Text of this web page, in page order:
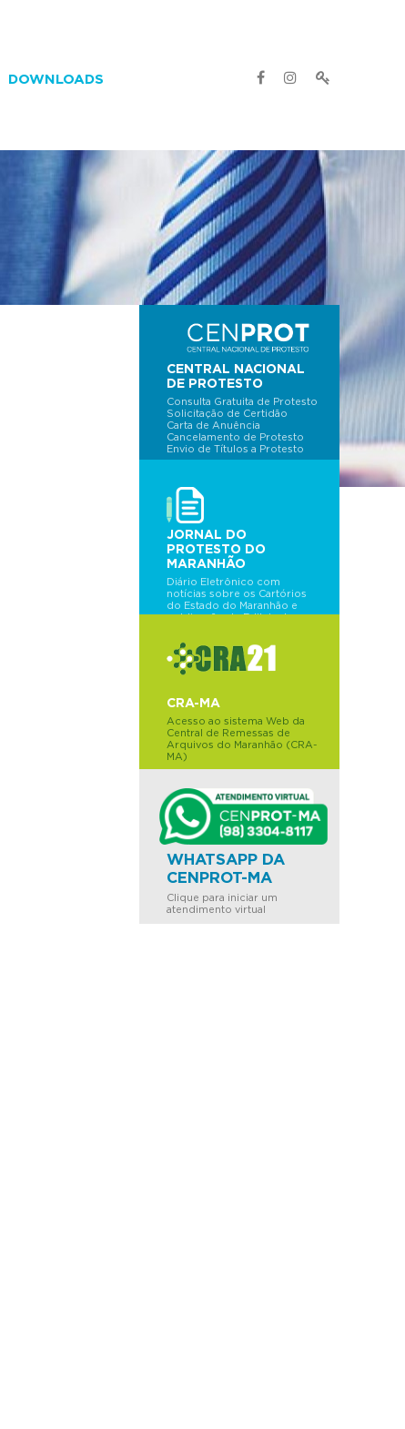
DOWNLOADS
CENTRAL NACIONAL
DE PROTESTO
Consulta Gratuita de Protesto
Solicitação de Certidão
Carta de Anuência
Cancelamento de Protesto
Envio de Títulos a Protesto
JORNAL DO
PROTESTO DO
MARANHÃO
Diário Eletrônico com
notícias sobre os Cartórios
do Estado do Maranhão e
publicação de Editais de
CRA-MA
Acesso ao sistema Web da
Central de Remessas de
Arquivos do Maranhão (CRA-
MA)
WHATSAPP DA
CENPROT-MA
Clique para iniciar um
atendimento virtual